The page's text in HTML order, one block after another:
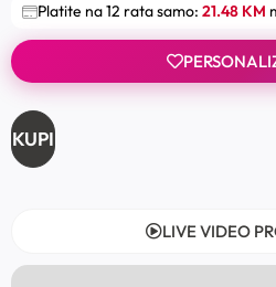
Platite na 12 rata samo: 21.48 KM
KUPI
LIVE VIDEO